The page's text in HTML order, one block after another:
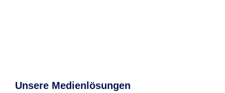
Unsere Medienlösungen